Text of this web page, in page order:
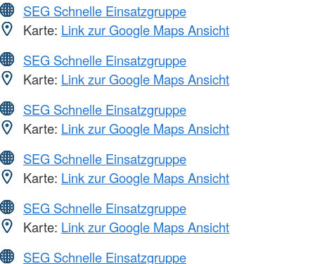
SEG Schnelle Einsatzgruppe
Karte: Link zur Google Maps Ansicht
SEG Schnelle Einsatzgruppe
Karte: Link zur Google Maps Ansicht
SEG Schnelle Einsatzgruppe
Karte: Link zur Google Maps Ansicht
SEG Schnelle Einsatzgruppe
Karte: Link zur Google Maps Ansicht
SEG Schnelle Einsatzgruppe
Karte: Link zur Google Maps Ansicht
SEG Schnelle Einsatzgruppe